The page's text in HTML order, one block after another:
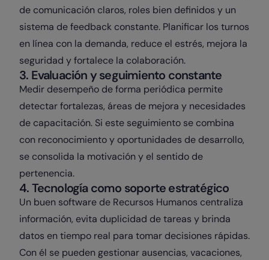
de comunicación claros, roles bien definidos y un
sistema de feedback constante. Planificar los turnos
en línea con la demanda, reduce el estrés, mejora la
seguridad y fortalece la colaboración.
3. Evaluación y seguimiento constante
Medir desempeño de forma periódica permite
detectar fortalezas, áreas de mejora y necesidades
de capacitación. Si este seguimiento se combina
con reconocimiento y oportunidades de desarrollo,
se consolida la motivación y el sentido de
pertenencia.
4. Tecnología como soporte estratégico
Un buen software de Recursos Humanos centraliza
información, evita duplicidad de tareas y brinda
datos en tiempo real para tomar decisiones rápidas.
Con él se pueden gestionar ausencias, vacaciones,